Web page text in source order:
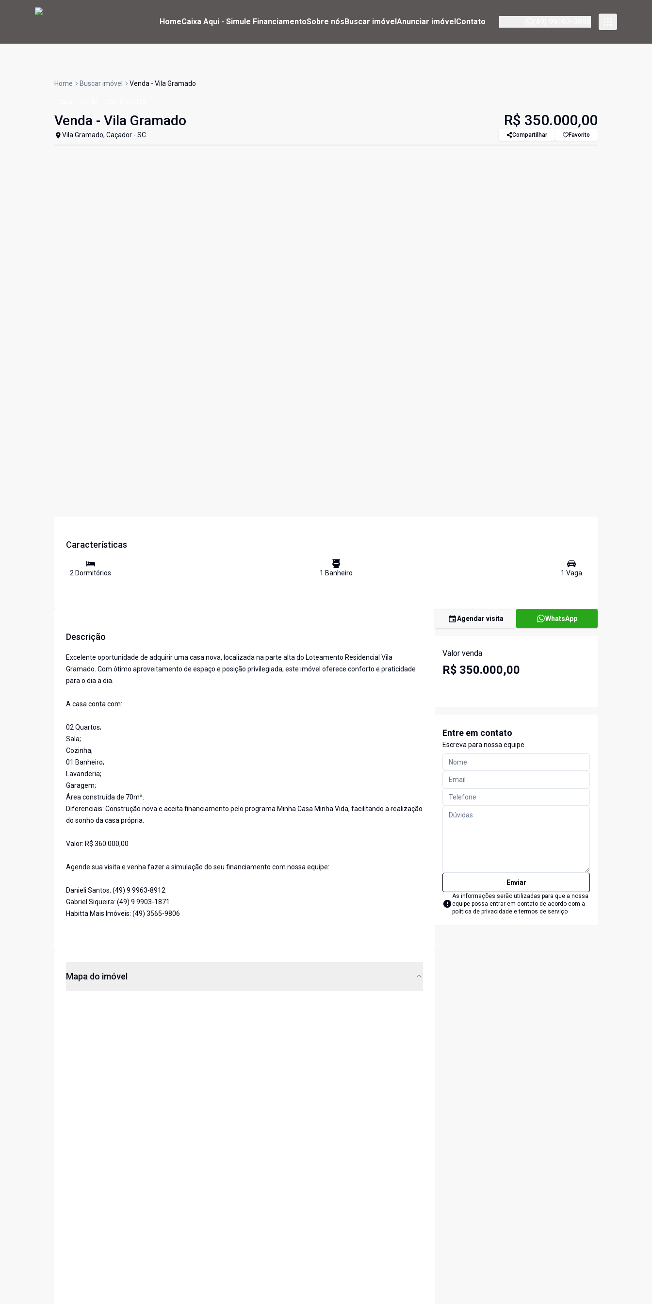
HomeCaixa Aqui - Simule FinanciamentoSobre nósBuscar imóvelAnunciar imóvelContato
Home Buscar imóvel Venda - Vila Gramado
Venda - Vila Gramado
Vila Gramado, Caçador - SC
R$ 350.000,00
Compartilhar Favorito
Características
2 Dormitórios 1 Banheiro 1 Vaga
Descrição
Excelente oportunidade de adquirir uma casa nova, localizada na parte alta do Loteamento Residencial Vila
Gramado. Com ótimo aproveitamento de espaço e posição privilegiada, este imóvel oferece conforto e praticidade
para o dia a dia.
A casa conta com:
02 Quartos;
Sala;
Cozinha;
01 Banheiro;
Lavanderia;
Garagem;
Área construída de 70m².
Diferenciais: Construção nova e aceita financiamento pelo programa Minha Casa Minha Vida, facilitando a realização
do sonho da casa própria.
Valor: R$ 360.000,00
Agende sua visita e venha fazer a simulação do seu financiamento com nossa equipe:
Danieli Santos: (49) 9 9963-8912
Gabriel Siqueira: (49) 9 9903-1871
Habitta Mais Imóveis: (49) 3565-9806
Mapa do imóvel
Agendar visita WhatsApp
Valor venda
R$ 350.000,00
Entre em contato
Escreva para nossa equipe
Enviar
As informações serão utilizadas para que a nossa
equipe possa entrar em contato de acordo com a
política de privacidade e termos de serviço